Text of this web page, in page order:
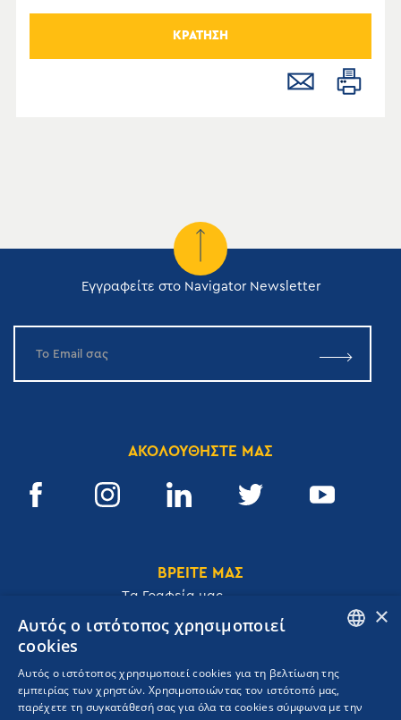
ΚΡΑΤΗΣΗ
Εγγραφείτε στο Navigator Newsletter
ΑΚΟΛΟΥΘΗΣΤΕ ΜΑΣ
ΒΡΕΙΤΕ ΜΑΣ
Tα Γραφεία μας
Ακαδημίας 32, 106 72, Αθήνα, Ελλάδα
T. +30 210 3609801
GREEK
×
Αυτός ο ιστότοπος χρησιμοποιεί
cookies
Αυτός ο ιστότοπος χρησιμοποιεί cookies για τη βελτίωση της
εμπειρίας των χρηστών. Χρησιμοποιώντας τον ιστότοπό μας,
παρέχετε τη συγκατάθεσή σας για όλα τα cookies σύμφωνα με την